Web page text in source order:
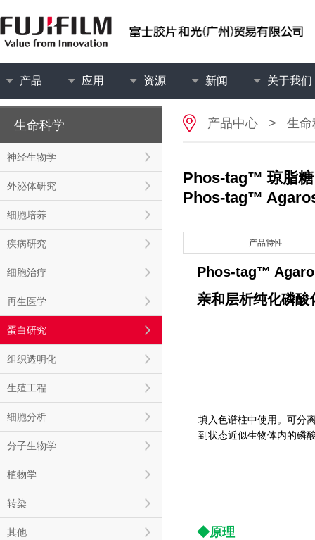
产品 应用 资源 新闻 关于我们
生命科学
神经生物学
外泌体研究
细胞培养
疾病研究
细胞治疗
再生医学
蛋白研究
组织透明化
生殖工程
细胞分析
分子生物学
植物学
转染
其他
产品中心 > 生命
Phos-tag™ 琼脂糖
Phos-tag™
产品特性
Phos-tag™
亲和层析纯化磷酸
填入色谱柱中使用。可分
到状态近似生物体内的磷
◆原理